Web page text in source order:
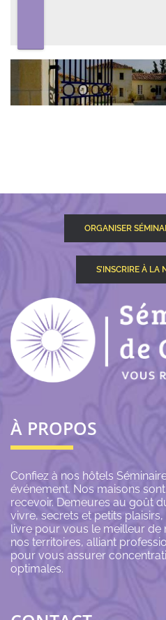
ORGANISER
S’INSCRIRE À LA
À PROPOS
Confiez à nos hôtels
événement. Nos maisons
recevoir. Demeures au goût
vivre, secrets et petits
livre pour vous le meilleur de
nos territoires, alliant
pour vous assurer
optimales.